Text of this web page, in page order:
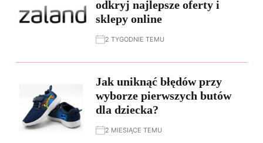
odkryj najlepsze oferty i
sklepy online
2 TYGODNIE TEMU
Jak uniknąć błędów przy
wyborze pierwszych butów
dla dziecka?
2 MIESIĄCE TEMU